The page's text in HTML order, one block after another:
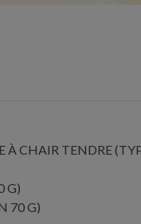
À CHAIR TENDRE
G)
70 G)